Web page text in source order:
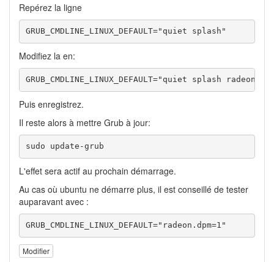
Repérez la ligne
GRUB_CMDLINE_LINUX_DEFAULT="quiet splash"
Modifiez la en:
GRUB_CMDLINE_LINUX_DEFAULT="quiet splash
Puis enregistrez.
Il reste alors à mettre Grub à jour:
sudo update-grub
L'effet sera actif au prochain démarrage.
Au cas où ubuntu ne démarre plus, il est conseillé de tester
auparavant avec :
GRUB_CMDLINE_LINUX_DEFAULT="radeon.dpm=1"
Modifier